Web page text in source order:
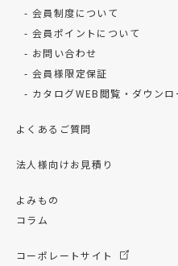
会員制度について
会員ポイントについて
お問い合わせ
会員様限定保証
カタログWEB閲覧・ダウンロ
よくあるご質問
法人様向けお見積り
よみもの
コラム
コーポレートサイト